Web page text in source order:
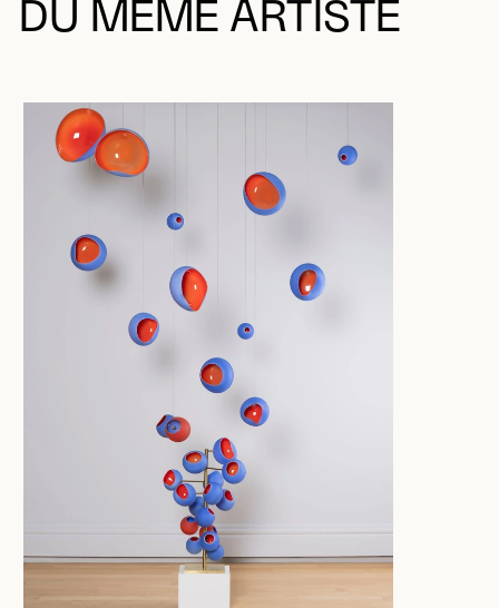
DU MÊME ARTISTE